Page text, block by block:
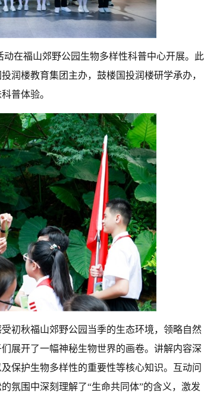
动在福山郊野公园生物多样性科普中心开展。此
润楼教育集团主办，鼓楼国投润楼研学承办，
普体验。
初秋福山郊野公园当季的生态环境，领略自然
展开了一幅神秘生物世界的画卷。讲解内容深
保护生物多样性的重要性等核心知识。互动问
氛围中深刻理解了“生命共同体”的含义，激发